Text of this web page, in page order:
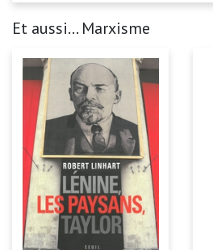
Et aussi... Marxisme